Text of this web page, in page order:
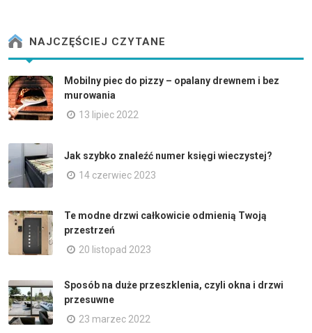
NAJCZĘŚCIEJ CZYTANE
Mobilny piec do pizzy – opalany drewnem i bez
murowania
13 lipiec 2022
Jak szybko znaleźć numer księgi wieczystej?
14 czerwiec 2023
Te modne drzwi całkowicie odmienią Twoją
przestrzeń
20 listopad 2023
Sposób na duże przeszklenia, czyli okna i drzwi
przesuwne
23 marzec 2022